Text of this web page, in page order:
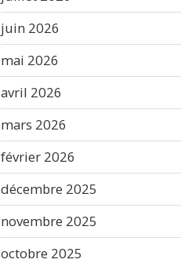
juin 2026
mai 2026
avril 2026
mars 2026
février 2026
décembre 2025
novembre 2025
octobre 2025